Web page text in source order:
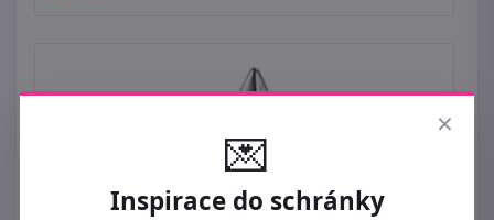
×
💌
Inspirace do schránky